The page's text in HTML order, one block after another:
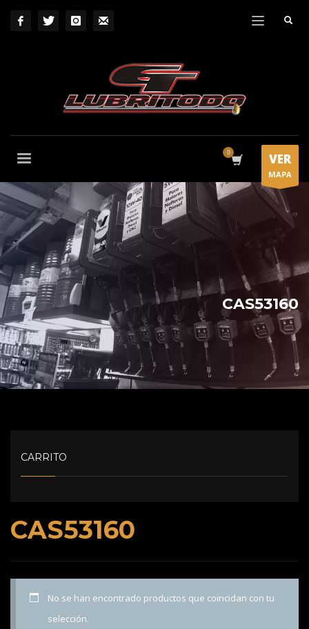
VER
MAPA
CAS53160
CAS53160
No se han encontrado productos que coincidan con tu
selección.
CARRITO